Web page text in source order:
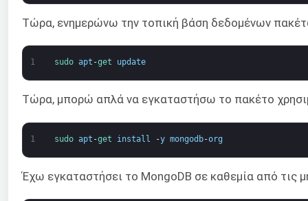
Τώρα, ενημερώνω την τοπική βάση δεδομένων
1 sudo apt -get update
Τώρα, μπορώ απλά να εγκαταστήσω το πακέτο
1 sudo apt -get install -y mongodb-org
Έχω εγκαταστήσει το MongoDB σε καθεμία από τις